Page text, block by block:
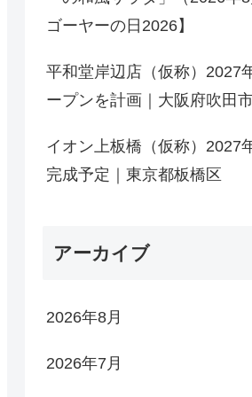
ゴーヤーの日2026】
平和堂岸辺店（仮称）2027
ープンを計画｜大阪府吹田
イオン上板橋（仮称）2027
完成予定｜東京都板橋区
アーカイブ
2026年8月
2026年7月